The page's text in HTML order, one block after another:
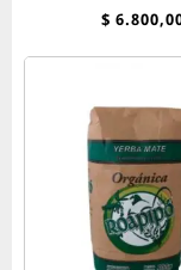
250cc
$